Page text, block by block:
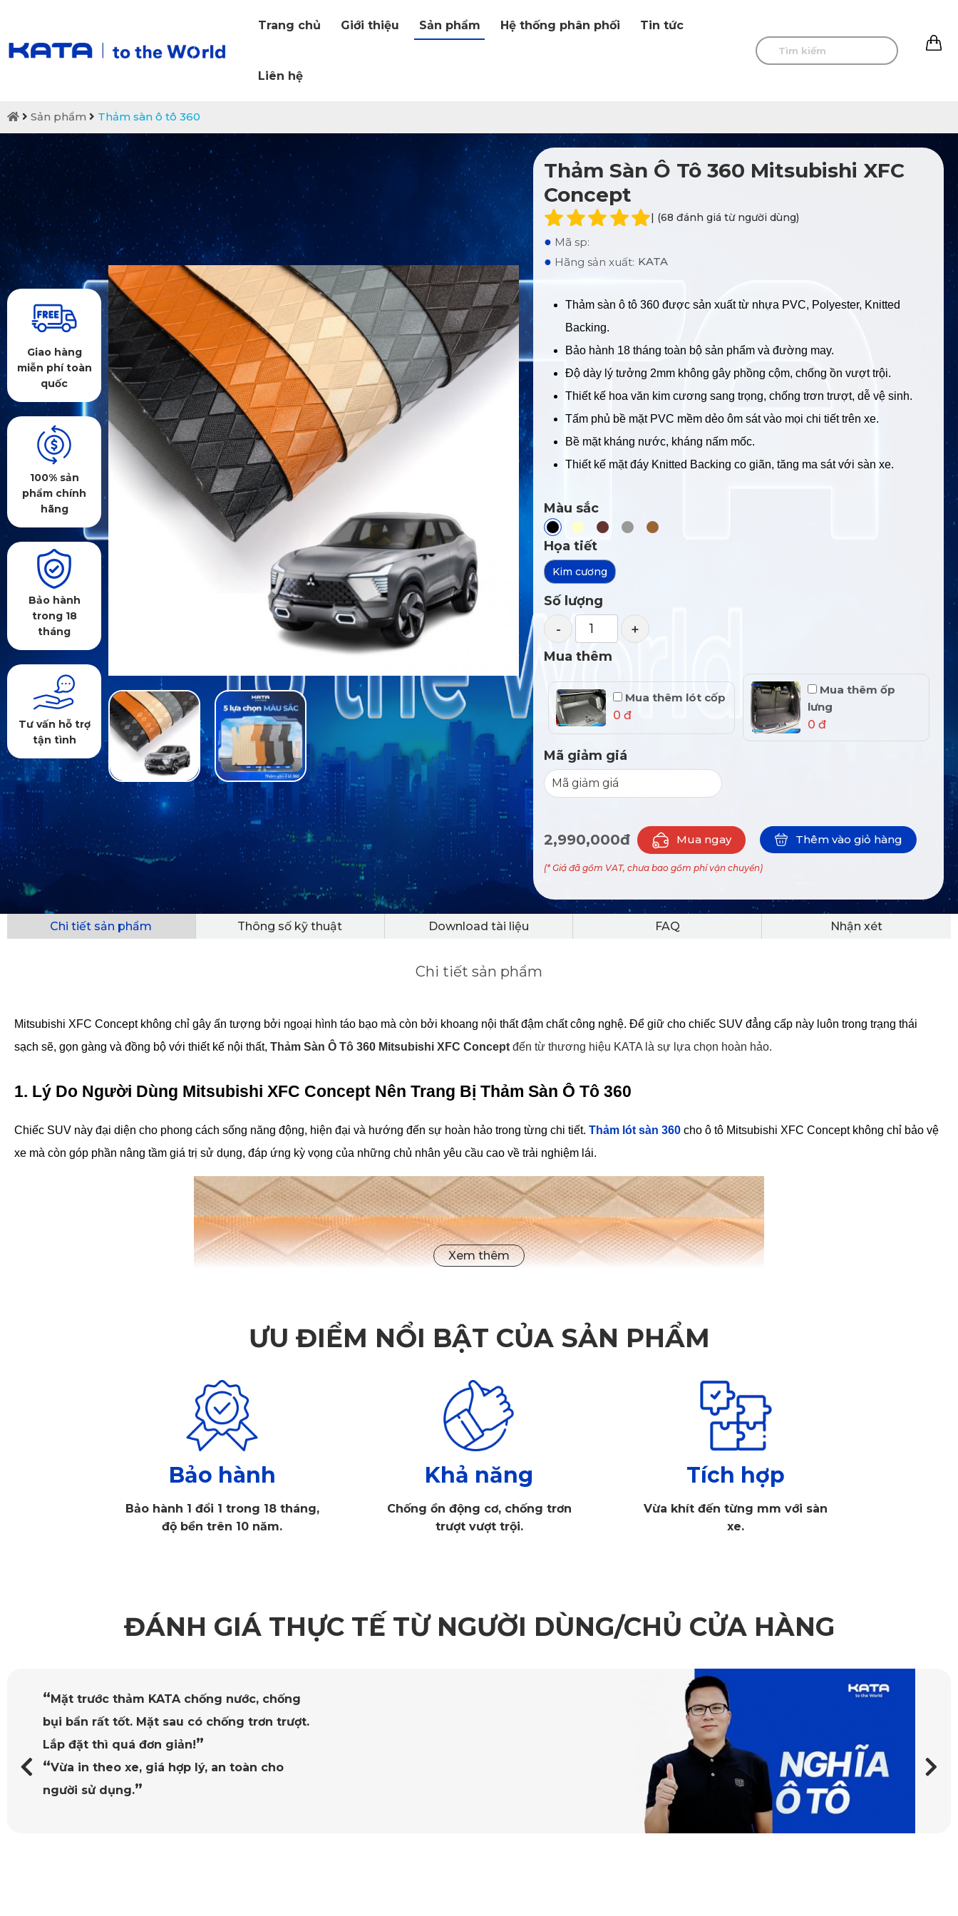
Trang chủ Giới thiệu Sản phẩm Hệ thống phân phối Tin tức
Liên hệ
Sản phẩm Thảm sàn ô tô 360
Giao hàng
miễn phí toàn
quốc
100% sản
phẩm chính
hãng
Bảo hành
trong 18
tháng
Tư vấn hỗ trợ
tận tình
Thảm Sàn Ô Tô 360 Mitsubishi XFC
Concept
| (68 đánh giá từ người dùng)
● Mã sp:
● Hãng sản xuất: KATA
Thảm sàn ô tô 360 được sản xuất từ nhựa PVC, Polyester, Knitted
Backing.
Bảo hành 18 tháng toàn bộ sản phẩm và đường may.
Độ dày lý tưởng 2mm không gây phồng cộm, chống ồn vượt trội.
Thiết kế hoa văn kim cương sang trọng, chống trơn trượt, dễ vệ sinh.
Tấm phủ bề mặt PVC mềm dẻo ôm sát vào mọi chi tiết trên xe.
Bề mặt kháng nước, kháng nấm mốc.
Thiết kế mặt đáy Knitted Backing co giãn, tăng ma sát với sàn xe.
Màu sắc
Họa tiết
Kim cương
Số lượng
- +
Mua thêm
Mua thêm lót cốp
0 đ
Mua thêm ốp
lưng
0 đ
Mã giảm giá
2,990,000đ Mua ngay Thêm vào giỏ hàng
(* Giá đã gồm VAT, chưa bao gồm phí vận chuyển)
Chi tiết sản phẩm Thông số kỹ thuật Download tài liệu FAQ Nhận xét
Chi tiết sản phẩm
Mitsubishi XFC Concept không chỉ gây ấn tượng bởi ngoại hình táo bạo mà còn bởi khoang nội thất đậm chất công nghệ. Để giữ cho chiếc SUV đẳng cấp này luôn trong trạng thái
sạch sẽ, gọn gàng và đồng bộ với thiết kế nội thất, Thảm Sàn Ô Tô 360 Mitsubishi XFC Concept đến từ thương hiệu KATA là sự lựa chọn hoàn hảo.
1. Lý Do Người Dùng Mitsubishi XFC Concept Nên Trang Bị Thảm Sàn Ô Tô 360
Chiếc SUV này đại diện cho phong cách sống năng động, hiện đại và hướng đến sự hoàn hảo trong từng chi tiết. Thảm lót sàn 360 cho ô tô Mitsubishi XFC Concept không chỉ bảo vệ
xe mà còn góp phần nâng tầm giá trị sử dụng, đáp ứng kỳ vọng của những chủ nhân yêu cầu cao về trải nghiệm lái.
Thảm Sàn Ô Tô 360 Mitsubishi XFC Concept không chỉ bảo vệ xe mà còn góp phần nâng tầm giá trị sử dụng
ƯU ĐIỂM NỔI BẬT CỦA SẢN PHẨM
Bảo hành
Bảo hành 1 đổi 1 trong 18 tháng,
độ bền trên 10 năm.
Khả năng
Chống ồn động cơ, chống trơn
trượt vượt trội.
Tích hợp
Vừa khít đến từng mm với sàn
xe.
ĐÁNH GIÁ THỰC TẾ TỪ NGƯỜI DÙNG/CHỦ CỬA HÀNG
“ Mặt trước thảm KATA chống nước, chống
bụi bẩn rất tốt. Mặt sau có chống trơn trượt.
Lắp đặt thì quá đơn giản!”
“Vừa in theo xe, giá hợp lý, an toàn cho
người sử dụng.”